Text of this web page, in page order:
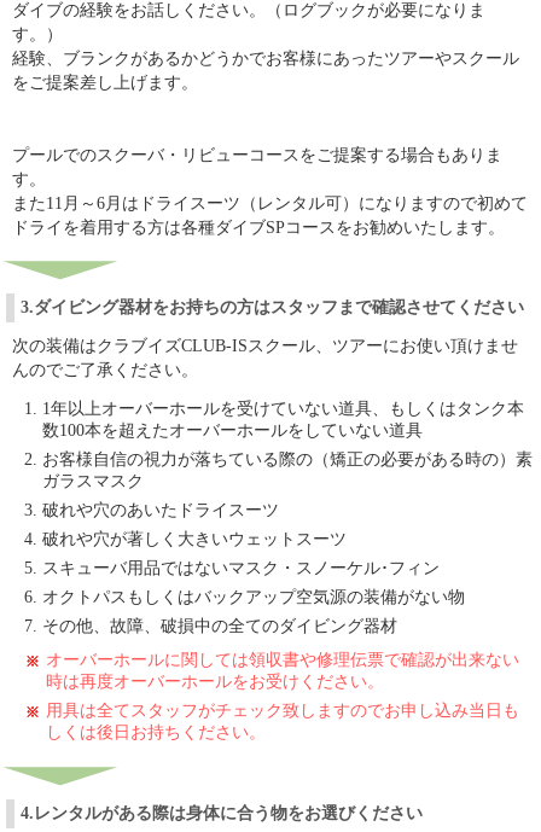
ダイブの経験をお話しください。（ログブックが必要になりま
す。）
経験、ブランクがあるかどうかでお客様にあったツアーやスクール
をご提案差し上げます。
プールでのスクーバ・リビューコースをご提案する場合もありま
す。
また11月～6月はドライスーツ（レンタル可）になりますので初めて
ドライを着用する方は各種ダイブSPコースをお勧めいたします。
3.ダイビング器材をお持ちの方はスタッフまで確認させてください
次の装備はクラブイズCLUB-ISスクール、ツアーにお使い頂けませ
んのでご了承ください。
1年以上オーバーホールを受けていない道具、もしくはタンク本
数100本を超えたオーバーホールをしていない道具
お客様自信の視力が落ちている際の（矯正の必要がある時の）素
ガラスマスク
破れや穴のあいたドライスーツ
破れや穴が著しく大きいウェットスーツ
スキューバ用品ではないマスク・スノーケル･フィン
オクトパスもしくはバックアップ空気源の装備がない物
その他、故障、破損中の全てのダイビング器材
オーバーホールに関しては領収書や修理伝票で確認が出来ない
時は再度オーバーホールをお受けください。
用具は全てスタッフがチェック致しますのでお申し込み当日も
しくは後日お持ちください。
4.レンタルがある際は身体に合う物をお選びください